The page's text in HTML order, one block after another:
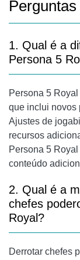
1. Qual é a
Persona 5
Persona 5
que inclui novos
Ajustes de
recursos
Persona 5
conteúdo
2. Qual é a
chefes
Royal?
Derrotar chefes